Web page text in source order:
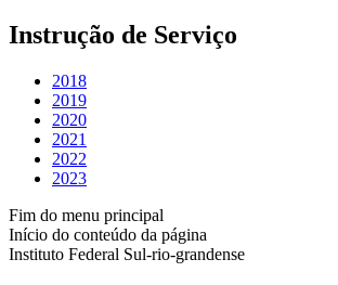
Instrução de Serviço
2018
2019
2020
2021
2022
2023
Fim do menu principal
Início do conteúdo da página
Instituto Federal Sul-rio-grandense